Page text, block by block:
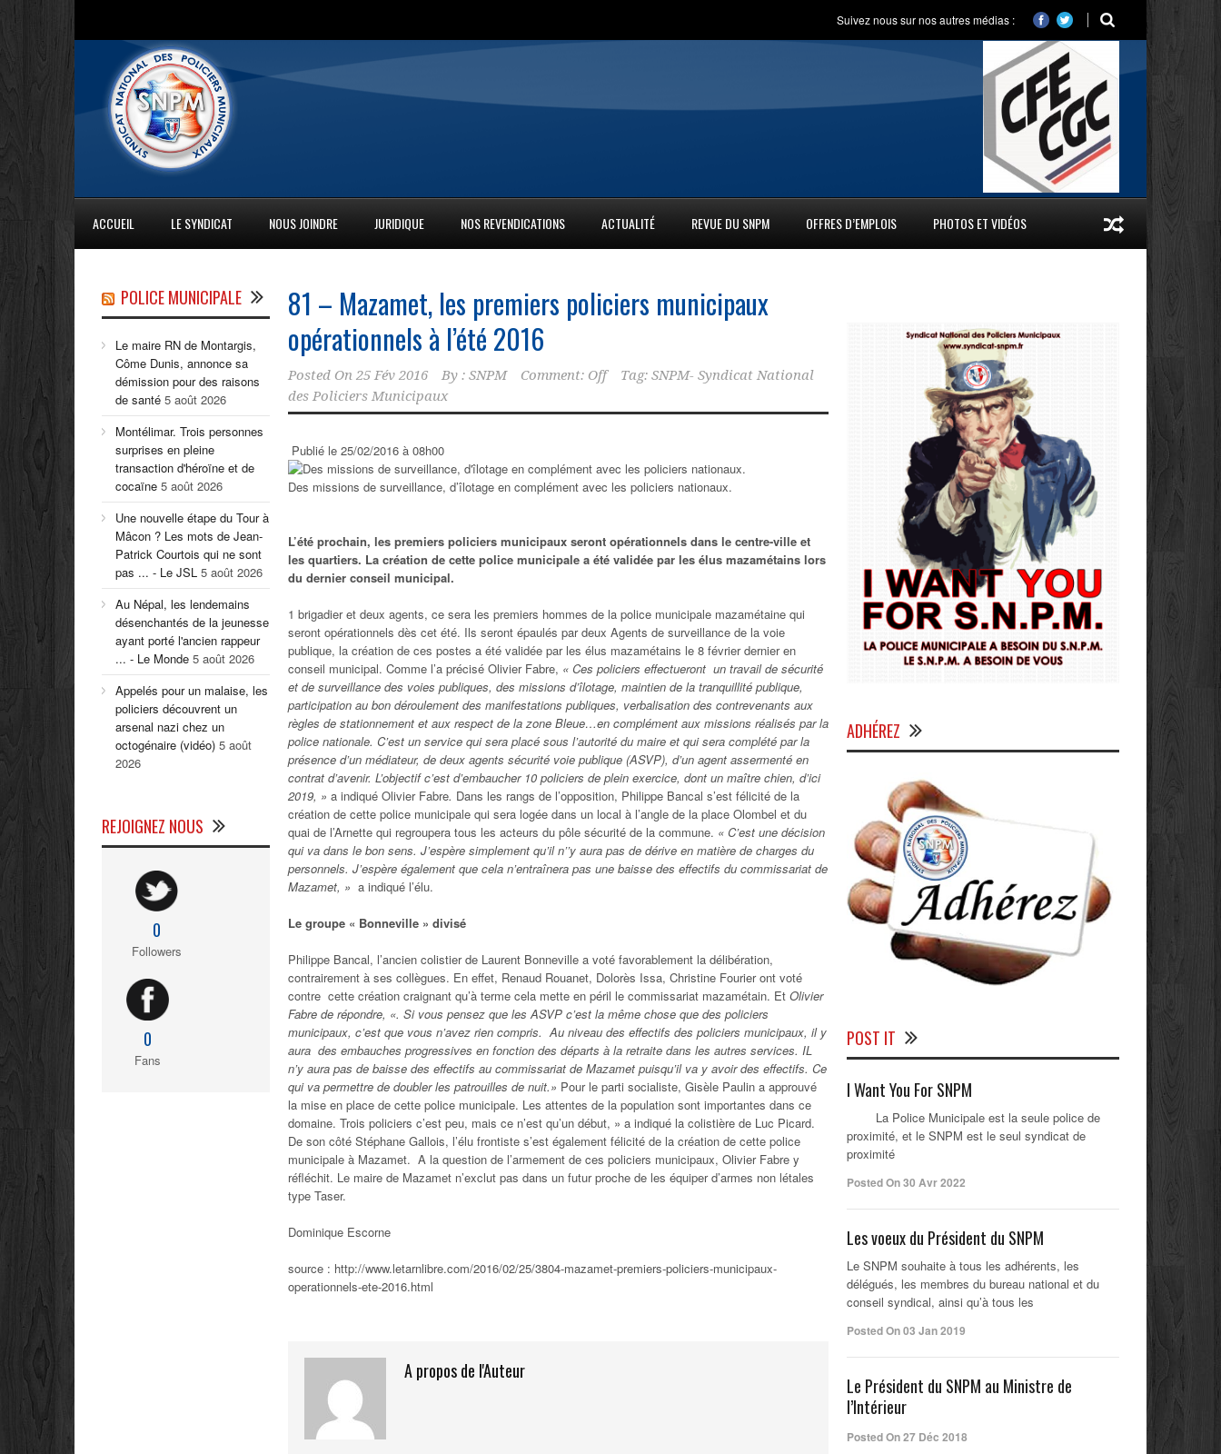
Suivez nous sur nos autres médias :
ACCUEIL LE SYNDICAT NOUS JOINDRE JURIDIQUE NOS REVENDICATIONS ACTUALITÉ REVUE DU SNPM OFFRES D’EMPLOIS PHOTOS ET VIDÉOS
81 – Mazamet, les premiers policiers municipaux
opérationnels à l’été 2016
Posted On 25 Fév 2016 By : SNPM Comment: Off Tag: SNPM- Syndicat National
des Policiers Municipaux
Publié le 25/02/2016 à 08h00
Des missions de surveillance, d’îlotage en complément avec les policiers nationaux.
L’été prochain, les premiers policiers municipaux seront opérationnels dans le centre-ville et
les quartiers. La création de cette police municipale a été validée par les élus mazamétains lors
du dernier conseil municipal.
1 brigadier et deux agents, ce sera les premiers hommes de la police municipale mazamétaine qui
seront opérationnels dès cet été. Ils seront épaulés par deux Agents de surveillance de la voie
publique, la création de ces postes a été validée par les élus mazamétains le 8 février dernier en
conseil municipal. Comme l’a précisé Olivier Fabre, « Ces policiers effectueront un travail de sécurité
et de surveillance des voies publiques, des missions d’îlotage, maintien de la tranquillité publique,
participation au bon déroulement des manifestations publiques, verbalisation des contrevenants aux
règles de stationnement et aux respect de la zone Bleue…en complément aux missions réalisés par la
police nationale. C’est un service qui sera placé sous l’autorité du maire et qui sera complété par la
présence d’un médiateur, de deux agents sécurité voie publique (ASVP), d’un agent assermenté en
contrat d’avenir. L’objectif c’est d’embaucher 10 policiers de plein exercice, dont un maître chien, d’ici
2019, » a indiqué Olivier Fabre. Dans les rangs de l’opposition, Philippe Bancal s’est félicité de la
création de cette police municipale qui sera logée dans un local à l’angle de la place Olombel et du
quai de l’Arnette qui regroupera tous les acteurs du pôle sécurité de la commune. « C’est une décision
qui va dans le bon sens. J’espère simplement qu’il n’’y aura pas de dérive en matière de charges du
personnels. J’espère également que cela n’entraînera pas une baisse des effectifs du commissariat de
Mazamet, » a indiqué l’élu.
Le groupe « Bonneville » divisé
Philippe Bancal, l’ancien colistier de Laurent Bonneville a voté favorablement la délibération,
contrairement à ses collègues. En effet, Renaud Rouanet, Dolorès Issa, Christine Fourier ont voté
contre cette création craignant qu’à terme cela mette en péril le commissariat mazamétain. Et Olivier
Fabre de répondre, «. Si vous pensez que les ASVP c’est la même chose que des policiers
municipaux, c’est que vous n’avez rien compris. Au niveau des effectifs des policiers municipaux, il y
aura des embauches progressives en fonction des départs à la retraite dans les autres services. IL
n’y aura pas de baisse des effectifs au commissariat de Mazamet puisqu’il va y avoir des effectifs. Ce
qui va permettre de doubler les patrouilles de nuit.» Pour le parti socialiste, Gisèle Paulin a approuvé
la mise en place de cette police municipale. Les attentes de la population sont importantes dans ce
domaine. Trois policiers c’est peu, mais ce n’est qu’un début, » a indiqué la colistière de Luc Picard.
De son côté Stéphane Gallois, l’élu frontiste s’est également félicité de la création de cette police
municipale à Mazamet. A la question de l’armement de ces policiers municipaux, Olivier Fabre y
réfléchit. Le maire de Mazamet n’exclut pas dans un futur proche de les équiper d’armes non létales
type Taser.
Dominique Escorne
source : http://www.letarnlibre.com/2016/02/25/3804-mazamet-premiers-policiers-municipaux-
operationnels-ete-2016.html
A propos de l'Auteur
POLICE MUNICIPALE
Le maire RN de Montargis,
Côme Dunis, annonce sa
démission pour des raisons
de santé 5 août 2026
Montélimar. Trois personnes
surprises en pleine
transaction d'héroïne et de
cocaïne 5 août 2026
Une nouvelle étape du Tour à
Mâcon ? Les mots de Jean-
Patrick Courtois qui ne sont
pas ... - Le JSL 5 août 2026
Au Népal, les lendemains
désenchantés de la jeunesse
ayant porté l'ancien rappeur
... - Le Monde 5 août 2026
Appelés pour un malaise, les
policiers découvrent un
arsenal nazi chez un
octogénaire (vidéo) 5 août
2026
REJOIGNEZ NOUS
0
Followers
0
Fans
ADHÉREZ
POST IT
I Want You For SNPM
La Police Municipale est la seule police de
proximité, et le SNPM est le seul syndicat de
proximité
Posted On 30 Avr 2022
Les voeux du Président du SNPM
Le SNPM souhaite à tous les adhérents, les
délégués, les membres du bureau national et du
conseil syndical, ainsi qu’à tous les
Posted On 03 Jan 2019
Le Président du SNPM au Ministre de
l’Intérieur
Posted On 27 Déc 2018